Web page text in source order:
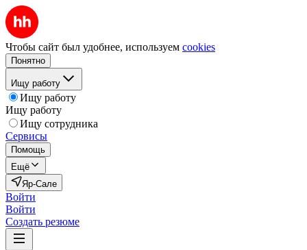
Чтобы сайт был удобнее, используем cookies
Понятно
Ищу работу
Ищу работу
Ищу работу
Ищу сотрудника
Сервисы
Помощь
Ещё
Яр-Сале
Войти
Войти
Создать резюме